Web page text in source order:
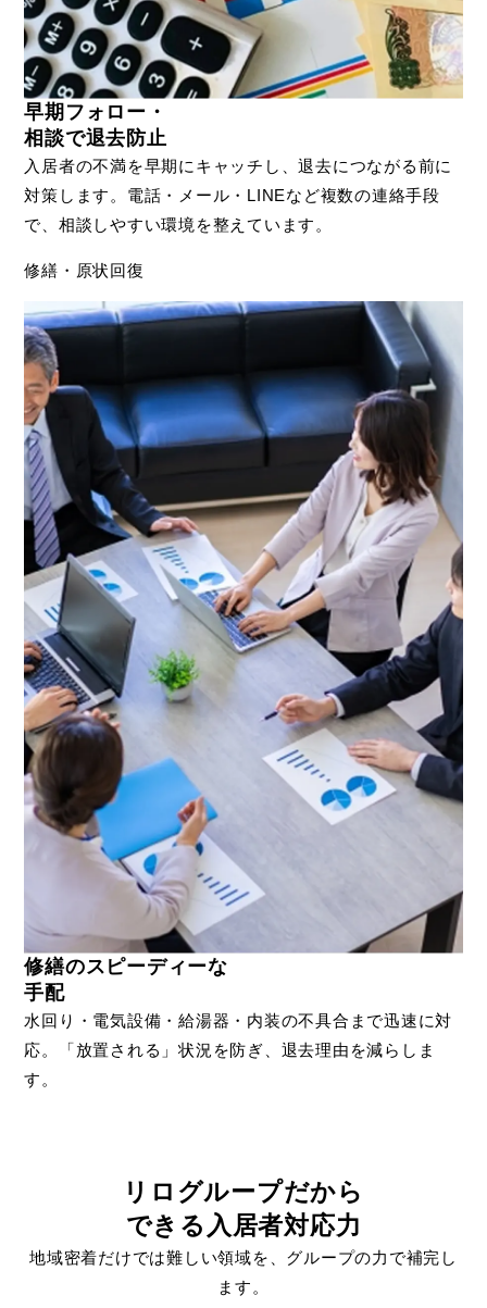
早期フォロー・
相談で退去防止
入居者の不満を早期にキャッチし、退去につながる前に
対策します。電話・メール・LINEなど複数の連絡手段
で、相談しやすい環境を整えています。
修繕・原状回復
修繕のスピーディーな
手配
水回り・電気設備・給湯器・内装の不具合まで迅速に対
応。「放置される」状況を防ぎ、退去理由を減らしま
す。
リログループだから
できる入居者対応力
地域密着だけでは難しい領域を、グループの力で補完し
ます。